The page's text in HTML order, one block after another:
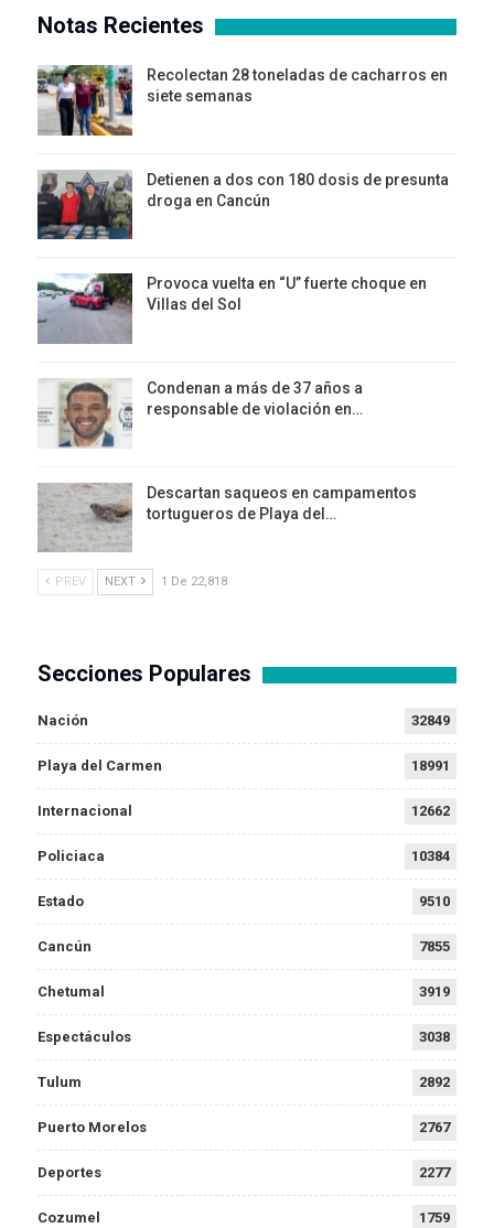
Notas Recientes
Recolectan 28 toneladas de cacharros en
siete semanas
Detienen a dos con 180 dosis de presunta
droga en Cancún
Provoca vuelta en “U” fuerte choque en
Villas del Sol
Condenan a más de 37 años a
responsable de violación en…
Descartan saqueos en campamentos
tortugueros de Playa del…
PREV NEXT 1 De 22,818
Secciones Populares
Nación 32849
Playa del Carmen 18991
Internacional 12662
Policiaca 10384
Estado 9510
Cancún 7855
Chetumal 3919
Espectáculos 3038
Tulum 2892
Puerto Morelos 2767
Deportes 2277
Cozumel 1759